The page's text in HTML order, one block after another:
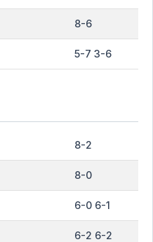
8-6
5-7 3-6
8-2
8-0
6-0 6-1
6-2 6-2